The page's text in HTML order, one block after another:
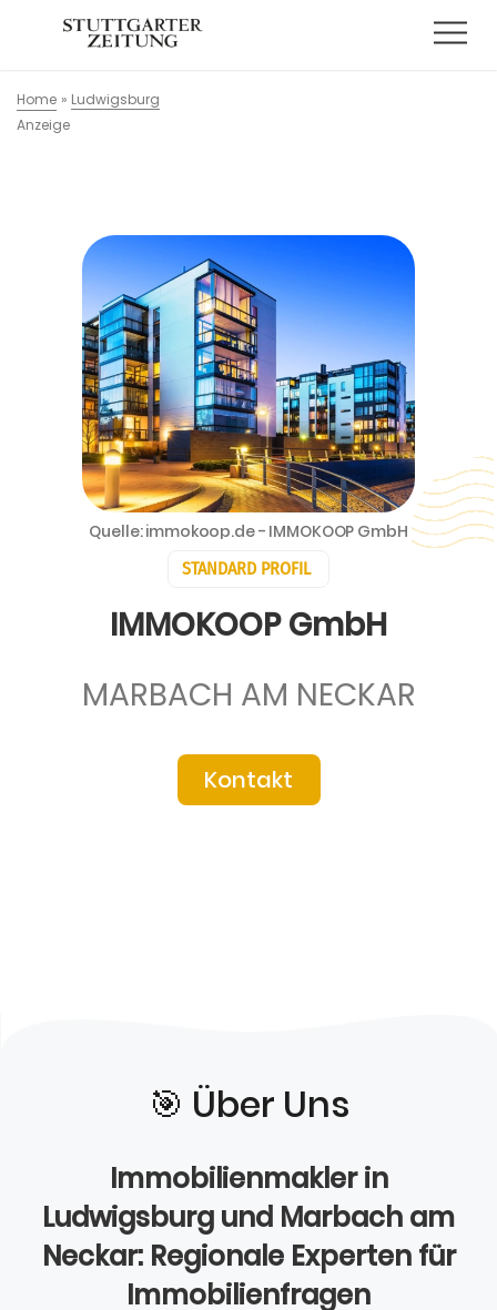
Home » Ludwigsburg
Anzeige
STANDARD PROFIL
IMMOKOOP GmbH
MARBACH AM NECKAR
Kontakt
Quelle: immokoop.de - IMMOKOOP GmbH
🎯️ Über Uns
Immobilienmakler in
Ludwigsburg und Marbach am
Neckar: Regionale Experten für
Immobilienfragen